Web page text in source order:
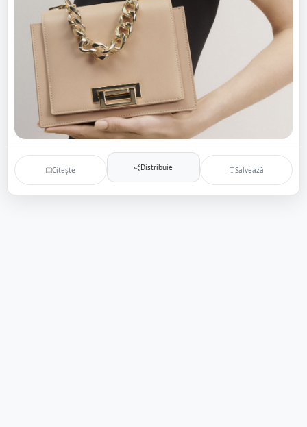
Citește Distribuie Salvează